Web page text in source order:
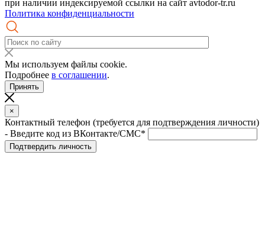
при наличии индексируемой ссылки на сайт avtodor-tr.ru
Политика конфиденциальности
Мы используем файлы cookie.
Подробнее в соглашении.
Принять
×
Контактный телефон (требуется для подтверждения личности)
- Введите код из ВКонтакте/СМС*
Подтвердить личность